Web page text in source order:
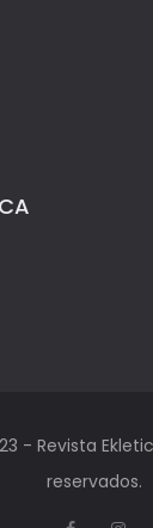
- Revista
reservados.